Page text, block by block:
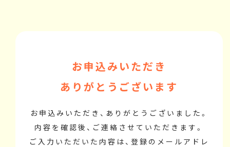
お申込みいただき
ありがとうございます
お申込みいただき、ありがとうございました。
内容を確認後、ご連絡させていただきます。
ご入力いただいた内容は、登録のメールアドレ